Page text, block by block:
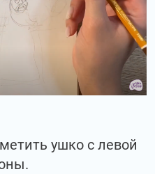
ушко с левой